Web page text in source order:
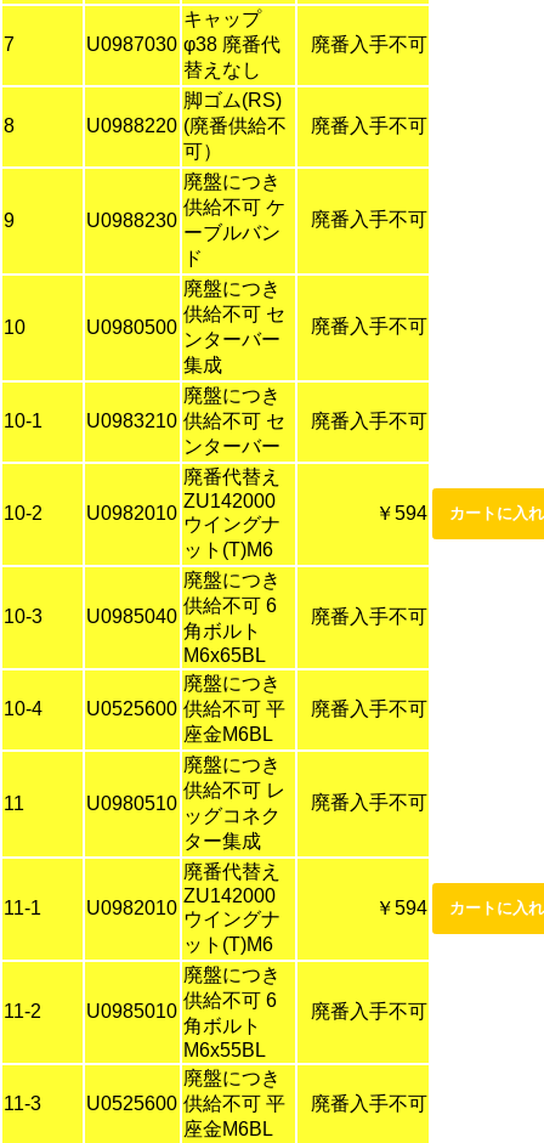
7 U0987030
キャップ
φ38 廃番代
替えなし
廃番入手不可
8 U0988220
脚ゴム(RS)
(廃番供給不
可）
廃番入手不可
9 U0988230
廃盤につき
供給不可 ケ
ーブルバン
ド
廃番入手不可
10 U0980500
廃盤につき
供給不可 セ
ンターバー
集成
廃番入手不可
10-1 U0983210
廃盤につき
供給不可 セ
ンターバー
廃番入手不可
10-2 U0982010
廃番代替え
ZU142000
ウイングナ
ット(T)M6
￥594
10-3 U0985040
廃盤につき
供給不可 6
角ボルト
M6x65BL
廃番入手不可
10-4 U0525600
廃盤につき
供給不可 平
座金M6BL
廃番入手不可
11 U0980510
廃盤につき
供給不可 レ
ッグコネク
ター集成
廃番入手不可
11-1 U0982010
廃番代替え
ZU142000
ウイングナ
ット(T)M6
￥594
11-2 U0985010
廃盤につき
供給不可 6
角ボルト
M6x55BL
廃番入手不可
11-3 U0525600
廃盤につき
供給不可 平
座金M6BL
廃番入手不可